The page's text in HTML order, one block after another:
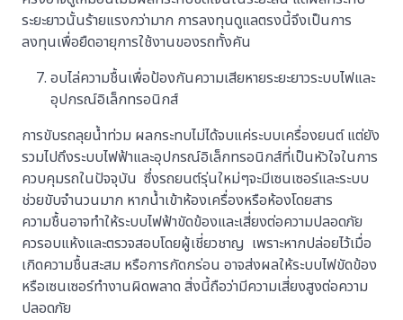
ระยะยาวนั้นร้ายแรงกว่ามาก การลงทุนดูแลตรงนี้จึงเป็นการ
ลงทุนเพื่อยืดอายุการใช้งานของรถทั้งคัน
อบไล่ความชื้นเพื่อป้องกันความเสียหายระยะยาวระบบไฟและ
อุปกรณ์อิเล็กทรอนิกส์
การขับรถลุยน้ำท่วม ผลกระทบไม่ได้จบแค่ระบบเครื่องยนต์ แต่ยัง
รวมไปถึงระบบไฟฟ้าและอุปกรณ์อิเล็กทรอนิกส์ที่เป็นหัวใจในการ
ควบคุมรถในปัจจุบัน ซึ่งรถยนต์รุ่นใหม่ๆจะมีเซนเซอร์และระบบ
ช่วยขับจำนวนมาก หากน้ำเข้าห้องเครื่องหรือห้องโดยสาร
ความชื้นอาจทำให้ระบบไฟฟ้าขัดข้องและเสี่ยงต่อความปลอดภัย
ควรอบแห้งและตรวจสอบโดยผู้เชี่ยวชาญ เพราะหากปล่อยไว้เมื่อ
เกิดความชื้นสะสม หรือการกัดกร่อน อาจส่งผลให้ระบบไฟขัดข้อง
หรือเซนเซอร์ทำงานผิดพลาด สิ่งนี้ถือว่ามีความเสี่ยงสูงต่อความ
ปลอดภัย